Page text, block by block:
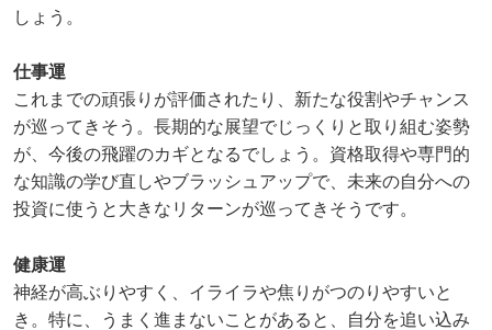
しょう。
仕事運
これまでの頑張りが評価されたり、新たな役割やチャンス
が巡ってきそう。長期的な展望でじっくりと取り組む姿勢
が、今後の飛躍のカギとなるでしょう。資格取得や専門的
な知識の学び直しやブラッシュアップで、未来の自分への
投資に使うと大きなリターンが巡ってきそうです。
健康運
神経が高ぶりやすく、イライラや焦りがつのりやすいと
き。特に、うまく進まないことがあると、自分を追い込み